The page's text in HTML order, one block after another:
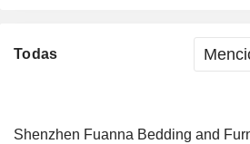
Todas
Shenzhen Fuanna Bedding and